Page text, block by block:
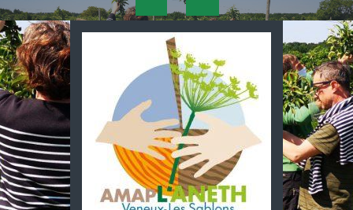
Skip
to
content
Open
Button